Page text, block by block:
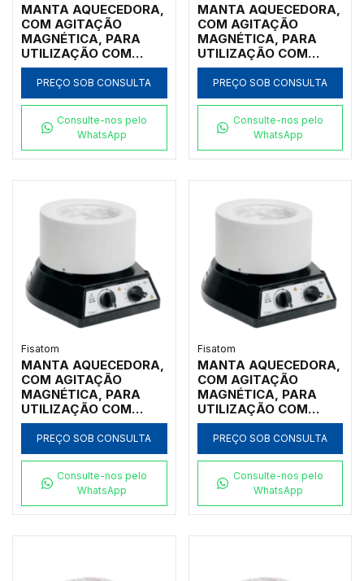
MANTA AQUECEDORA,
COM AGITAÇÃO
MAGNÉTICA, PARA
UTILIZAÇÃO COM
BALÕES DE FUNDO
REDONDO DE 2.000ML,
COM REGULADOR
ANALÓGICO
INCORPORADO
ROTAÇÃO E
300ºC, CLASSE 300,
110V - MODELO
0202M1
PREÇO SOB CONSULTA
Consulte-nos pelo
WhatsApp
MANTA AQUECEDORA,
COM AGITAÇÃO
MAGNÉTICA, PARA
UTILIZAÇÃO COM
BALÕES DE FUNDO
REDONDO DE 1.000ML,
COM REGULADOR
ANALÓGICO
INCORPORADO
ROTAÇÃO E
300ºC, CLASSE 300,
110V - MODELO 0102M1
PREÇO SOB CONSULTA
Consulte-nos pelo
WhatsApp
Fisatom
MANTA AQUECEDORA,
COM AGITAÇÃO
MAGNÉTICA, PARA
UTILIZAÇÃO COM
BALÕES DE FUNDO
REDONDO DE 500ML,
COM REGULADOR
ANALÓGICO
INCORPORADO
ROTAÇÃO E
300ºC, CLASSE 300,
PREÇO SOB CONSULTA
Consulte-nos pelo
WhatsApp
Fisatom
MANTA AQUECEDORA,
COM AGITAÇÃO
MAGNÉTICA, PARA
UTILIZAÇÃO COM
BALÕES DE FUNDO
REDONDO DE 250ML,
COM REGULADOR
ANALÓGICO
INCORPORADO,
ROTAÇÃO E
300ºC, CLASSE 300,
PREÇO SOB CONSULTA
Consulte-nos pelo
WhatsApp